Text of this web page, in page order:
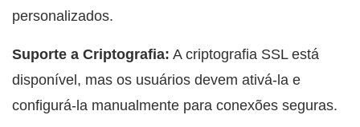
personalizados.
Suporte a Criptografia: A criptografia SSL está
disponível, mas os usuários devem ativá-la e
configurá-la manualmente para conexões seguras.